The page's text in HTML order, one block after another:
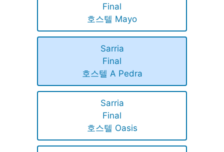
Final
호스텔 Mayo
Sarria
Final
호스텔 A Pedra
Sarria
Final
호스텔 Oasis